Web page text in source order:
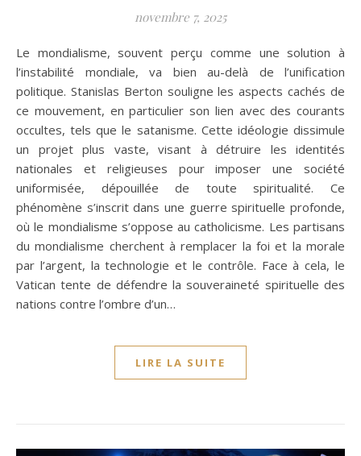
novembre 7, 2025
Le mondialisme, souvent perçu comme une solution à
l’instabilité mondiale, va bien au-delà de l’unification
politique. Stanislas Berton souligne les aspects cachés de
ce mouvement, en particulier son lien avec des courants
occultes, tels que le satanisme. Cette idéologie dissimule
un projet plus vaste, visant à détruire les identités
nationales et religieuses pour imposer une société
uniformisée, dépouillée de toute spiritualité. Ce
phénomène s’inscrit dans une guerre spirituelle profonde,
où le mondialisme s’oppose au catholicisme. Les partisans
du mondialisme cherchent à remplacer la foi et la morale
par l’argent, la technologie et le contrôle. Face à cela, le
Vatican tente de défendre la souveraineté spirituelle des
nations contre l’ombre d’un…
LIRE LA SUITE